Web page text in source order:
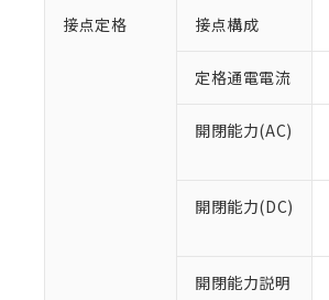
接点定格 接点構成
定格通電電流
開閉能力(AC)
開閉能力(DC)
開閉能力説明